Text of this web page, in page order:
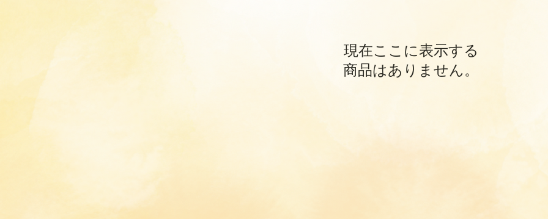
現在ここに表示する
商品はありません。